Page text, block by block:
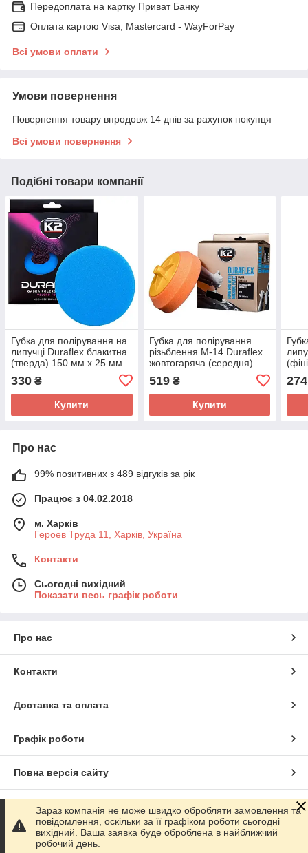
Передоплата на картку Приват Банку
Оплата картою Visa, Mastercard - WayForPay
Всі умови оплати
Умови повернення
Повернення товару впродовж 14 днів за рахунок покупця
Всі умови повернення
Подібні товари компанії
Губка для полірування на
липучці Duraflex блакитна
(тверда) 150 мм х 25 мм
330 ₴
Купити
Губка для полірування
різьблення М-14 Duraflex
жовтогаряча (середня)
150 мм х 50 мм (L642) K2
519₴
Купити
274
Про нас
99% позитивних з 489 відгуків за рік
Працює з 04.02.2018
м. Харків
Героев Труда 11, Харків, Україна
Контакти
Сьогодні вихідний
Показати весь графік роботи
Про нас
Контакти
Доставка та оплата
Графік роботи
Повна версія сайту
Сайт створено на маркетплейсі Prom.ua
Політика конфіденційності
Зараз компанія не може швидко обробляти замовлення та
повідомлення, оскільки за її графіком роботи сьогодні
вихідний. Ваша заявка буде оброблена в найближчий
робочий день.